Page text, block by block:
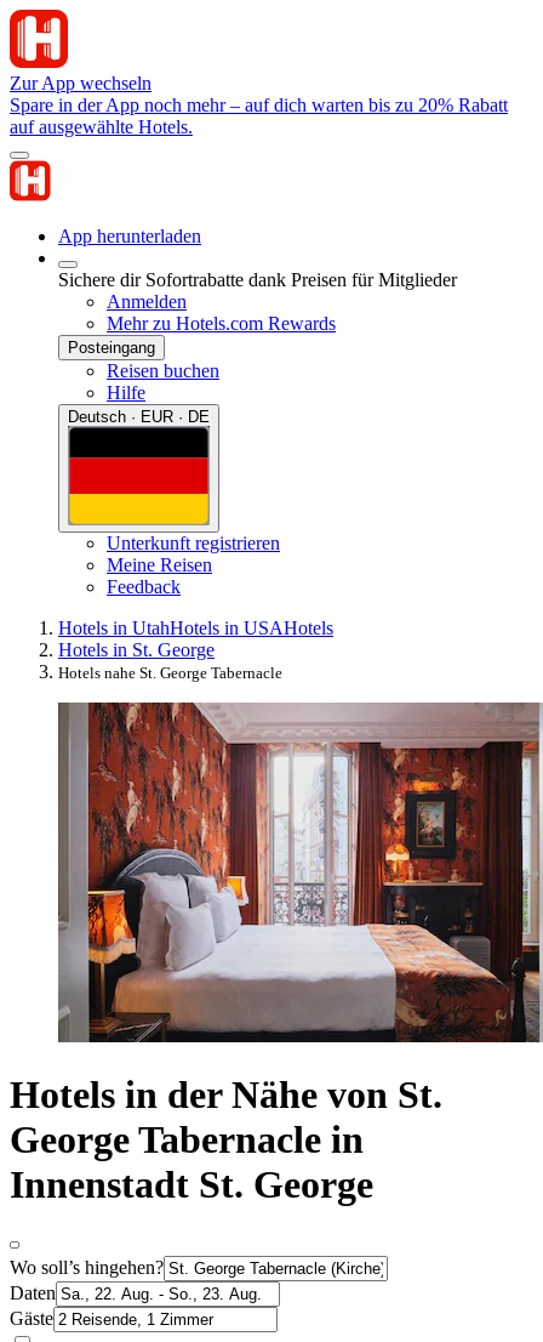
Zur App wechseln
Spare in der App noch mehr – auf dich warten bis zu 20% Rabatt
auf ausgewählte Hotels.
App herunterladen
Sichere dir Sofortrabatte dank Preisen für Mitglieder
Anmelden
Mehr zu Hotels.com Rewards
Posteingang
Reisen buchen
Hilfe
Deutsch · EUR · DE
Unterkunft registrieren
Meine Reisen
Feedback
Hotels in UtahHotels in USAHotels
Hotels in St. George
Hotels nahe St. George Tabernacle
Hotels in der Nähe von St.
George Tabernacle in
Innenstadt St. George
Wo soll’s hingehen?
Daten
Gäste